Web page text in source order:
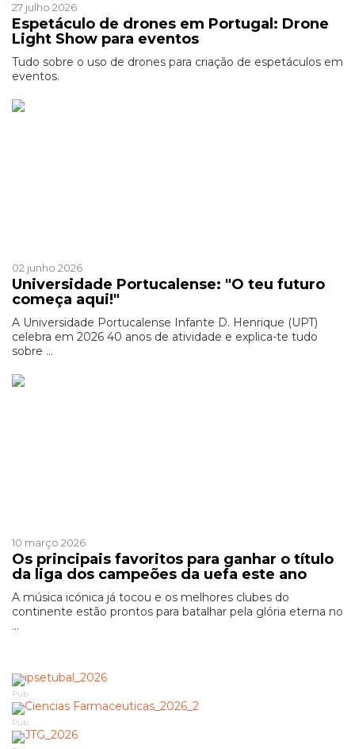
27 julho 2026
Espetáculo de drones em Portugal: Drone
Light Show para eventos
Tudo sobre o uso de drones para criação de espetáculos em
eventos.
02 junho 2026
Universidade Portucalense: "O teu futuro
começa aqui!"
A Universidade Portucalense Infante D. Henrique (UPT)
celebra em 2026 40 anos de atividade e explica-te tudo
sobre ...
10 março 2026
Os principais favoritos para ganhar o título
da liga dos campeões da uefa este ano
A música icónica já tocou e os melhores clubes do
continente estão prontos para batalhar pela glória eterna no
...
Pub
Pub